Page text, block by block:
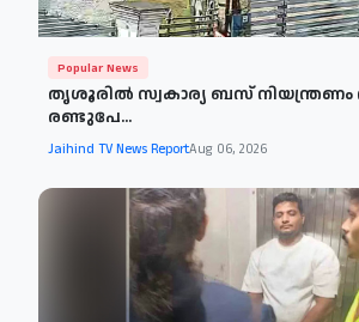
Popular News
തൃശൂരില്‍ സ്വകാര്യ ബസ് നിയന്ത്രണം
രണ്ടുപേ...
Jaihind TV News ReportAug 06, 2026